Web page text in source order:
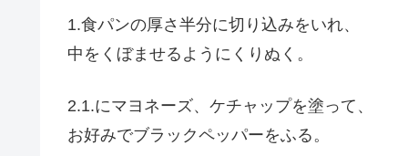
1.食パンの厚さ半分に切り込みをいれ、
中をくぼませるようにくりぬく。
2.1.にマヨネーズ、ケチャップを塗って、
お好みでブラックペッパーをふる。